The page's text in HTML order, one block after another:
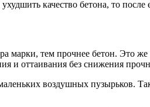
качество бетона, то
тем прочнее бетон. Это
и оттаивания без снижения
воздушных пузырьков.